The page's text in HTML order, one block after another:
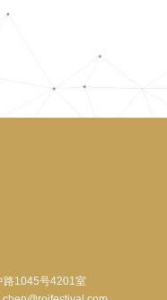
路1045号4201室